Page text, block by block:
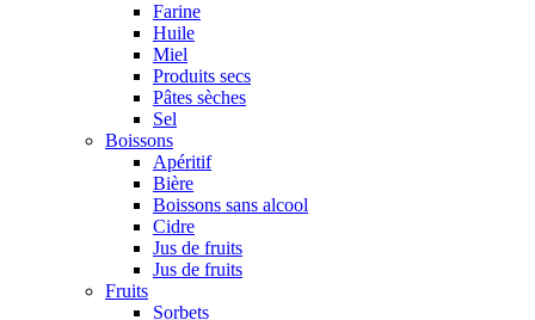
Farine
Huile
Miel
Produits secs
Pâtes sèches
Sel
Boissons
Apéritif
Bière
Boissons sans alcool
Cidre
Jus de fruits
Jus de fruits
Fruits
Sorbets